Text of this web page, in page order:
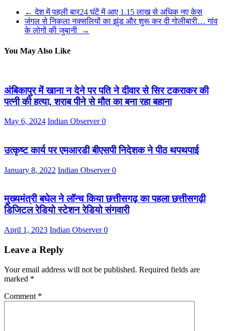
← देश में पहली बार24 घंटें में आए 1.15 लाख से अधिक नए केस
जंगल से निकला नक्सलियों का झुंड और शुरू कर दी गोलीबारी… गांव
के लोगों की जुबानी
→
You May Also Like
अंबिकापुर में खाना न देने पर पति ने दीवार से सिर टकराकर की
पत्नी की हत्या, शराब पीने से मौत का बना रहा बहाना
May 6, 2024 Indian Observer0
उत्कृष्ट कार्य पर एमआरडी बीएसपी निदेशक ने पीठ थपथपाई
January 8, 2022 Indian Observer0
मुख्यमंत्री बघेल ने लॉन्च किया छत्तीसगढ़ का पहला छत्तीसगढ़ी
डिजिटल रेडियो स्टेशन रेडियो संगवारी
April 1, 2023 Indian Observer0
Leave a Reply
Your email address will not be published. Required fields are
marked *
Comment *